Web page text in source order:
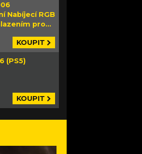
Nabíjecí RGB
pro
KOUPIT
(PS5)
KOUPIT